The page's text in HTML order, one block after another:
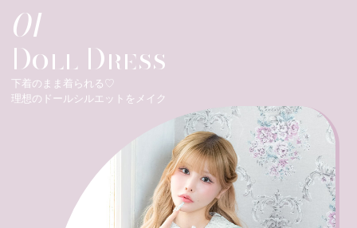
01
Doll Dress
下着のまま着られる♡
理想のドールシルエットをメイク